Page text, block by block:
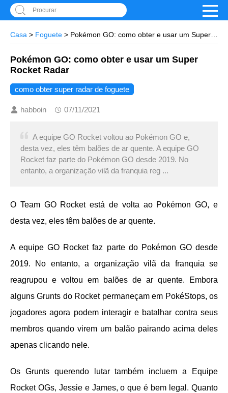
Procurar
Casa > Foguete
Rocket Radar
Pokémon GO: como obter e usar um Super
Rocket Radar
como obter super radar de foguete
habboin 07/11/2021
A equipe GO Rocket voltou ao Pokémon GO e,
desta vez, eles têm balões de ar quente. A equipe GO
Rocket faz parte do Pokémon GO desde 2019. No
entanto, a organização vilã da franquia reg ...
O Team GO Rocket está de volta ao Pokémon GO, e
desta vez, eles têm balões de ar quente.
A equipe GO Rocket faz parte do Pokémon GO desde
2019. No entanto, a organização vilã da franquia se
reagrupou e voltou em balões de ar quente. Embora
alguns Grunts do Rocket permaneçam em PokéStops, os
jogadores agora podem interagir e batalhar contra seus
membros quando virem um balão pairando acima deles
apenas clicando nele.
Os Grunts querendo lutar também incluem a Equipe
Rocket OGs, Jessie e James, o que é bem legal. Quanto